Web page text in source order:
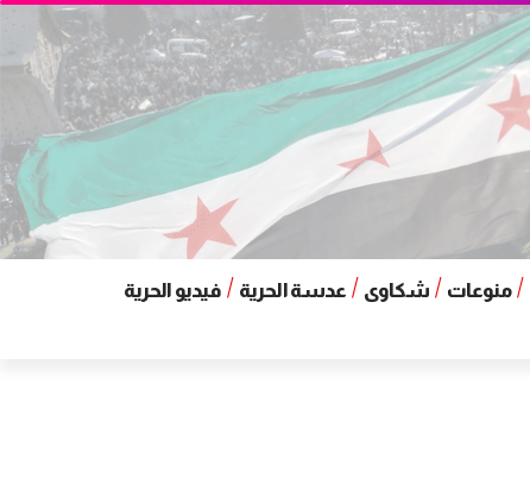
منوعات شكاوى عدسة الحرية
فيديو الحرية